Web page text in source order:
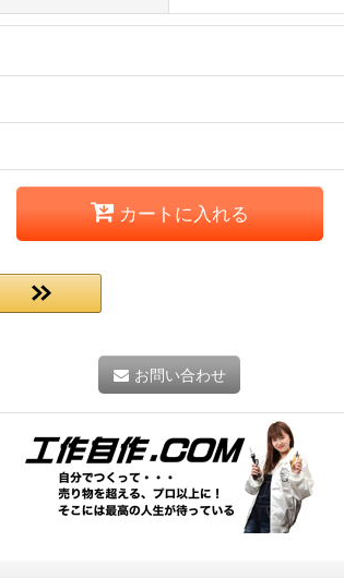
カートに入れる
お問い合わせ